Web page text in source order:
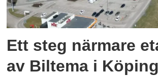
Ett steg närmare
av Biltema i Köping